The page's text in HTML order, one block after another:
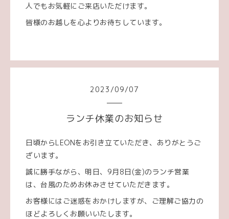
人でもお気軽にご来店いただけます。
皆様のお越しを心よりお待ちしています。
2023 /09/07
ランチ休業のお知らせ
日頃からLEONをお引き立ていただき、ありがとうご
ざいます。
誠に勝手ながら、明日、9月8日(金)のランチ営業
は、台風のためお休みさせていただきます。
お客様にはご迷惑をおかけしますが、ご理解ご協力の
ほどよろしくお願いいたします。